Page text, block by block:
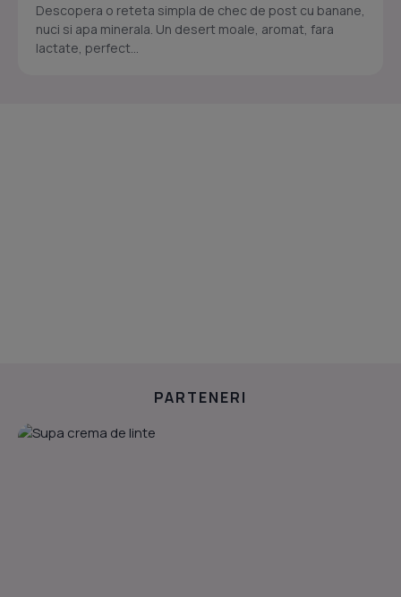
Descopera o reteta simpla de chec de post cu banane,
nuci si apa minerala. Un desert moale, aromat, fara
lactate, perfect...
PARTENERI